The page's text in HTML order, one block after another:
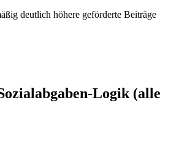
deutlich höhere geförderte Beiträge
Logik (alle